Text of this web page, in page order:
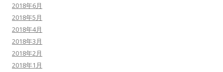
2018年6月
2018年5月
2018年4月
2018年3月
2018年2月
2018年1月